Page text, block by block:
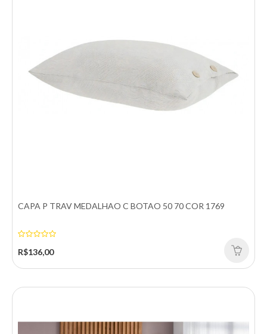
R$143,00
Comprar
CAPA P TRAV MEDALHAO C BOTAO 50 70 COR 1769
R$136,00